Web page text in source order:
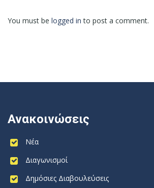
You must be logged in to post a comment.
Ανακοινώσεις
Νέα
Διαγωνισμοί
Δημόσιες Διαβουλεύσεις